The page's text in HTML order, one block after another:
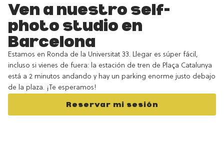
Ven a nuestro self-
photo studio en
Barcelona
Estamos en Ronda de la Universitat 33. Llegar es súper fácil,
incluso si vienes de fuera: la estación de tren de Plaça Catalunya
está a 2 minutos andando y hay un parking enorme justo debajo
de la plaza. ¡Te esperamos!
Reservar mi sesión